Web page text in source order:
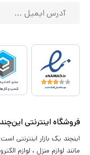
فروشگاه اینترنتی این‌چند
اینچند یک بازار اینترنتی
مانند لوازم منزل ، لوازم